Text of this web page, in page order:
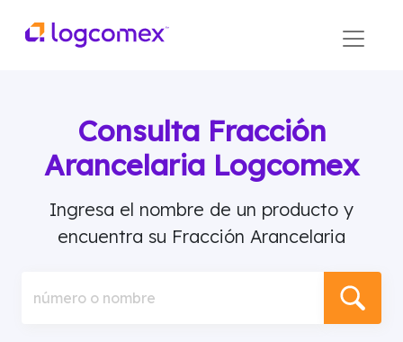
Consulta Fracción
Arancelaria Logcomex
Ingresa el nombre de un producto y
encuentra su Fracción Arancelaria
número o nombre